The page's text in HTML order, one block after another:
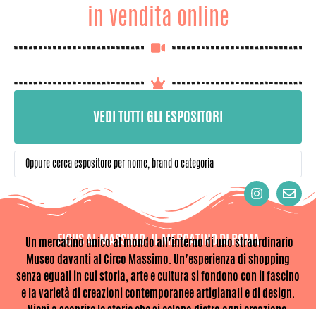
in vendita online
VEDI TUTTI GLI ESPOSITORI
FICUS AL MASSIMO: IL MERCATINO DI ROMA
Un mercatino unico al mondo all’interno di uno straordinario
Museo davanti al Circo Massimo. Un’esperienza di shopping
senza eguali in cui storia, arte e cultura si fondono con il fascino
e la varietà di creazioni contemporanee artigianali e di design.